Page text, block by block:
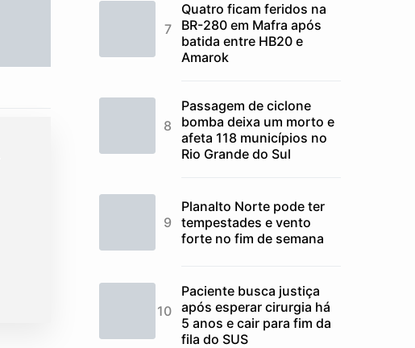
Quatro ficam feridos na
BR-280 em Mafra após
batida entre HB20 e
Amarok
Passagem de ciclone
bomba deixa um morto e
afeta 118 municípios no
Rio Grande do Sul
Planalto Norte pode ter
tempestades e vento
forte no fim de semana
Paciente busca justiça
após esperar cirurgia há
5 anos e cair para fim da
fila do SUS